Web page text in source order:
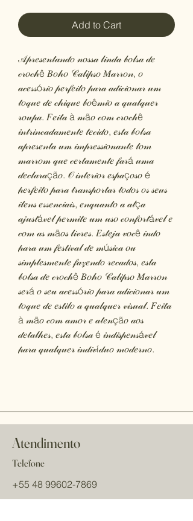
Add to Cart
𝒜𝓅𝓇𝑒𝓈𝑒𝓃𝓉𝒶𝓃𝒹𝑜 𝓃𝑜𝓈𝓈𝒶 𝓁𝒾𝓃𝒹𝒶 𝒷𝑜𝓁𝓈𝒶 𝒹𝑒
𝒸𝓇𝑜𝒸𝒽ê 𝐵𝑜𝒽𝑜 𝒞𝒶𝓁𝒾𝓅𝓈𝑜 𝑀𝒶𝓇𝓇𝑜𝓃, 𝑜
𝒶𝒸𝑒𝓈𝓈ó𝓇𝒾𝑜 𝓅𝑒𝓇𝒻𝑒𝒾𝓉𝑜 𝓅𝒶𝓇𝒶 𝒶𝒹𝒾𝒸𝒾𝑜𝓃𝒶𝓇 𝓊𝓂
𝓉𝑜𝓆𝓊𝑒 𝒹𝑒 𝒸𝒽𝒾𝓆𝓊𝑒 𝒷𝑜ê𝓂𝒾𝑜 𝒶 𝓆𝓊𝒶𝓁𝓆𝓊𝑒𝓇
𝓇𝑜𝓊𝓅𝒶. 𝐹𝑒𝒾𝓉𝒶 à 𝓂ã𝑜 𝒸𝑜𝓂 𝒸𝓇𝑜𝒸𝒽ê
𝒾𝓃𝓉𝓇𝒾𝓃𝒸𝒶𝒹𝒶𝓂𝑒𝓃𝓉𝑒 𝓉𝑒𝒸𝒾𝒹𝑜, 𝑒𝓈𝓉𝒶 𝒷𝑜𝓁𝓈𝒶
𝒶𝓅𝓇𝑒𝓈𝑒𝓃𝓉𝒶 𝓊𝓂 𝒾𝓂𝓅𝓇𝑒𝓈𝓈𝒾𝑜𝓃𝒶𝓃𝓉𝑒 𝓉𝑜𝓂
𝓂𝒶𝓇𝓇𝑜𝓂 𝓆𝓊𝑒 𝒸𝑒𝓇𝓉𝒶𝓂𝑒𝓃𝓉𝑒 𝒻𝒶𝓇á 𝓊𝓂𝒶
𝒹𝑒𝒸𝓁𝒶𝓇𝒶çã𝑜. 𝒪 𝒾𝓃𝓉𝑒𝓇𝒾𝑜𝓇 𝑒𝓈𝓅𝒶ç𝑜𝓈𝑜 é
𝓅𝑒𝓇𝒻𝑒𝒾𝓉𝑜 𝓅𝒶𝓇𝒶 𝓉𝓇𝒶𝓃𝓈𝓅𝑜𝓇𝓉𝒶𝓇 𝓉𝑜𝒹𝑜𝓈 𝑜𝓈 𝓈𝑒𝓊𝓈
𝒾𝓉𝑒𝓃𝓈 𝑒𝓈𝓈𝑒𝓃𝒸𝒾𝒶𝒾𝓈, 𝑒𝓃𝓆𝓊𝒶𝓃𝓉𝑜 𝒶 𝒶𝓁ç𝒶
𝒶𝒿𝓊𝓈𝓉á𝓋𝑒𝓁 𝓅𝑒𝓇𝓂𝒾𝓉𝑒 𝓊𝓂 𝓊𝓈𝑜 𝒸𝑜𝓃𝒻𝑜𝓇𝓉á𝓋𝑒𝓁 𝑒
𝒸𝑜𝓂 𝒶𝓈 𝓂ã𝑜𝓈 𝓁𝒾𝓋𝓇𝑒𝓈. 𝐸𝓈𝓉𝑒𝒿𝒶 𝓋𝑜𝒸ê 𝒾𝓃𝒹𝑜
𝓅𝒶𝓇𝒶 𝓊𝓂 𝒻𝑒𝓈𝓉𝒾𝓋𝒶𝓁 𝒹𝑒 𝓂ú𝓈𝒾𝒸𝒶 𝑜𝓊
𝓈𝒾𝓂𝓅𝓁𝑒𝓈𝓂𝑒𝓃𝓉𝑒 𝒻𝒶𝓏𝑒𝓃𝒹𝑜 𝓇𝑒𝒸𝒶𝒹𝑜𝓈, 𝑒𝓈𝓉𝒶
𝒷𝑜𝓁𝓈𝒶 𝒹𝑒 𝒸𝓇𝑜𝒸𝒽ê 𝐵𝑜𝒽𝑜 𝒞𝒶𝓁𝒾𝓅𝓈𝑜 𝑀𝒶𝓇𝓇𝑜𝓃
𝓈𝑒𝓇á 𝑜 𝓈𝑒𝓊 𝒶𝒸𝑒𝓈𝓈ó𝓇𝒾𝑜 𝓅𝒶𝓇𝒶 𝒶𝒹𝒾𝒸𝒾𝑜𝓃𝒶𝓇 𝓊𝓂
𝓉𝑜𝓆𝓊𝑒 𝒹𝑒 𝑒𝓈𝓉𝒾𝓁𝑜 𝒶 𝓆𝓊𝒶𝓁𝓆𝓊𝑒𝓇 𝓋𝒾𝓈𝓊𝒶𝓁. 𝐹𝑒𝒾𝓉𝒶
à 𝓂ã𝑜 𝒸𝑜𝓂 𝒶𝓂𝑜𝓇 𝑒 𝒶𝓉𝑒𝓃çã𝑜 𝒶𝑜𝓈
𝒹𝑒𝓉𝒶𝓁𝒽𝑒𝓈, 𝑒𝓈𝓉𝒶 𝒷𝑜𝓁𝓈𝒶 é 𝒾𝓃𝒹𝒾𝓈𝓅𝑒𝓃𝓈á𝓋𝑒𝓁
𝓅𝒶𝓇𝒶 𝓆𝓊𝒶𝓁𝓆𝓊𝑒𝓇 𝒾𝓃𝒹𝒾𝓋í𝒹𝓊𝑜 𝓂𝑜𝒹𝑒𝓇𝓃𝑜.
Atendimento
Telefone
+55 48 99602-7869